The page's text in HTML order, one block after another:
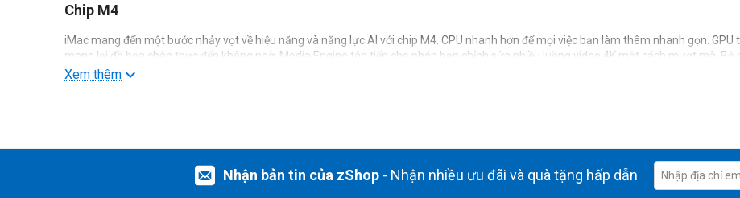
Chip M4
iMac mang đến một bước nhảy vọt về hiệu năng và năng lực AI với chip M4. CPU nhanh hơn để mọi việc bạn làm thêm nhanh gọn.
mang lại đồ họa chân thực đến không ngờ. Media Engine tân tiến cho phép bạn chỉnh sửa nhiều luồng video 4K một cách mượt mà.
nhiệm mượt mà giữa các ứng dụng. Và Neural Engine mạnh mẽ của Apple hỗ trợ các tác vụ AI như tự động cải thiện hình ảnh và loại bỏ
Xem thêm
Nhận bản tin của zShop - Nhận nhiều ưu đãi và quà tặng hấp dẫn